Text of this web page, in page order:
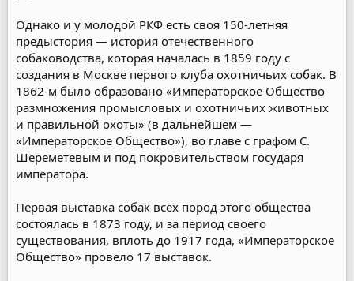
Однако и у молодой РКФ есть своя 150-летняя
предыстория — история отечественного
собаководства, которая началась в 1859 году с
создания в Москве первого клуба охотничьих собак. В
1862-м было образовано «Императорское Общество
размножения промысловых и охотничьих животных
и правильной охоты» (в дальнейшем —
«Императорское Общество»), во главе с графом С.
Шереметевым и под покровительством государя
императора.
Первая выставка собак всех пород этого общества
состоялась в 1873 году, и за период своего
существования, вплоть до 1917 года, «Императорское
Общество» провело 17 выставок.